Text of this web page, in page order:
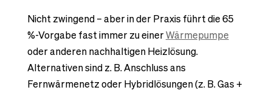
Nicht zwingend – aber in der Praxis führt die 65
%-Vorgabe fast immer zu einerWärmepumpe
oder anderen nachhaltigen Heizlösung.
Alternativen sind z. B. Anschluss ans
Fernwärmenetz oder Hybridlösungen (z. B. Gas +